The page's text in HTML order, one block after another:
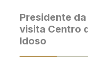
Presidente
visita Centro
Idoso